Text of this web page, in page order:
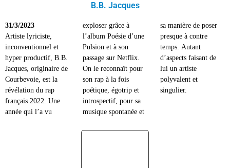
B.B. Jacques
31/3/2023
Artiste lyriciste,
inconventionnel et
hyper productif, B.B.
Jacques, originaire de
Courbevoie, est la
révélation du rap
français 2022. Une
année qui l’a vu
exploser grâce à
l’album Poésie d’une
Pulsion et à son
passage sur Netflix.
On le reconnaît pour
son rap à la fois
poétique, égotrip et
introspectif, pour sa
musique spontanée et
sa manière de poser
presque à contre
temps. Autant
d’aspects faisant de
lui un artiste
polyvalent et
singulier.